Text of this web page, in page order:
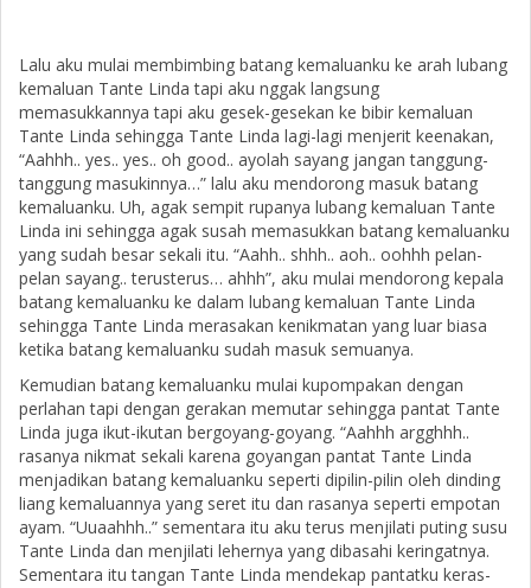
Lalu aku mulai membimbing batang kemaluanku ke arah lubang
kemaluan Tante Linda tapi aku nggak langsung
memasukkannya tapi aku gesek-gesekan ke bibir kemaluan
Tante Linda sehingga Tante Linda lagi-lagi menjerit keenakan,
“Aahhh.. yes.. yes.. oh good.. ayolah sayang jangan tanggung-
tanggung masukinnya…” lalu aku mendorong masuk batang
kemaluanku. Uh, agak sempit rupanya lubang kemaluan Tante
Linda ini sehingga agak susah memasukkan batang kemaluanku
yang sudah besar sekali itu. “Aahh.. shhh.. aoh.. oohhh pelan-
pelan sayang.. terusterus… ahhh”, aku mulai mendorong kepala
batang kemaluanku ke dalam lubang kemaluan Tante Linda
sehingga Tante Linda merasakan kenikmatan yang luar biasa
ketika batang kemaluanku sudah masuk semuanya.
Kemudian batang kemaluanku mulai kupompakan dengan
perlahan tapi dengan gerakan memutar sehingga pantat Tante
Linda juga ikut-ikutan bergoyang-goyang. “Aahhh argghhh..
rasanya nikmat sekali karena goyangan pantat Tante Linda
menjadikan batang kemaluanku seperti dipilin-pilin oleh dinding
liang kemaluannya yang seret itu dan rasanya seperti empotan
ayam. “Uuaahhh..” sementara itu aku terus menjilati puting susu
Tante Linda dan menjilati lehernya yang dibasahi keringatnya.
Sementara itu tangan Tante Linda mendekap pantatku keras-